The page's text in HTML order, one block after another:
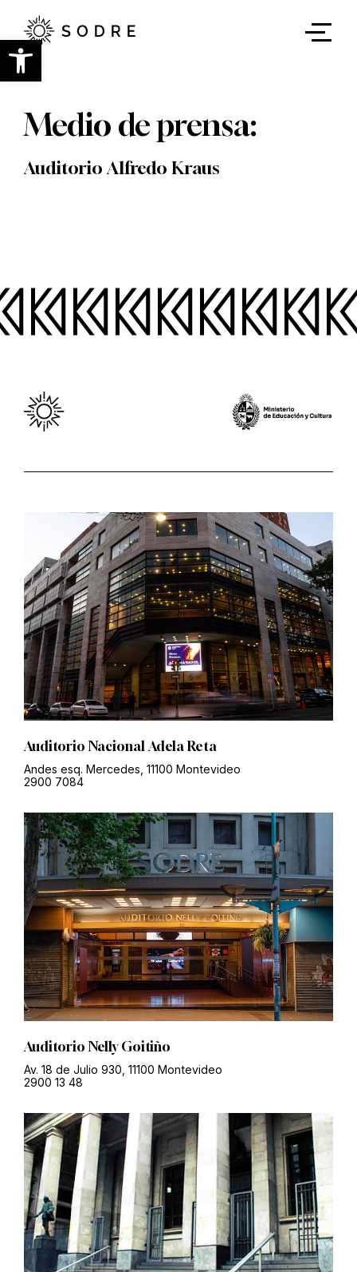
Abrir barra de herramientas
contenido
principal
Medio de prensa:
Auditorio Alfredo Kraus
Auditorio Nacional Adela Reta
Andes esq. Mercedes, 11100 Montevideo
2900 7084
Auditorio Nelly Goitiño
Av. 18 de Julio 930, 11100 Montevideo
2900 13 48